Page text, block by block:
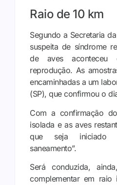
Raio de 10 km
Segundo a Secretaria
suspeita de síndrome
de aves
reprodução. As
encaminhadas a um
(SP), que confirmou o
Com a confirmação
isolada e as aves
que seja
saneamento”.
Será conduzida,
complementar em